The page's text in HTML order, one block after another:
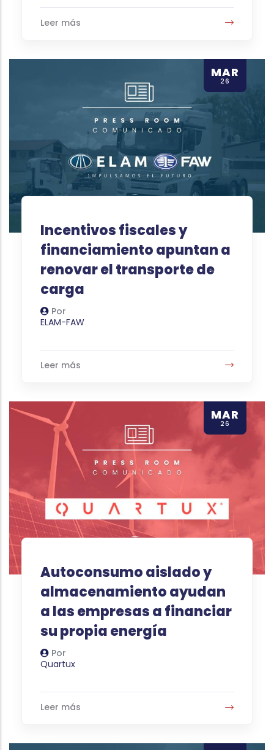
Leer más
MAR
26
Incentivos fiscales y
financiamiento apuntan a
renovar el transporte de
carga
Por
Autor
ELAM-FAW
Leer más
MAR
26
Autoconsumo aislado y
almacenamiento ayudan
a las empresas a financiar
su propia energía
Por
Autor
Quartux
Leer más